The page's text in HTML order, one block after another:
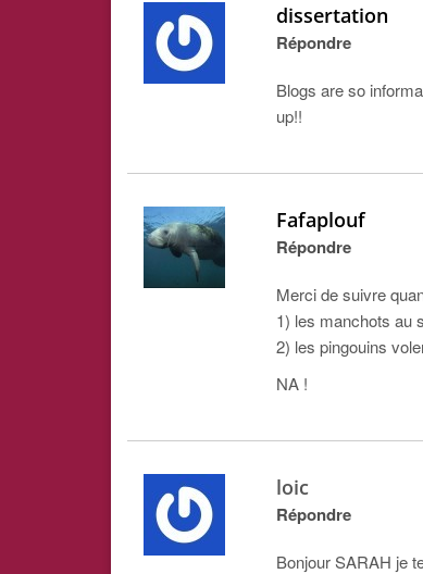
dissertation
Répondre
Blogs are so
up!!
Fafaplouf
Répondre
Merci de suivre
1) les manchots au
2) les pingouins
NA !
loic
Répondre
Bonjour SARAH je